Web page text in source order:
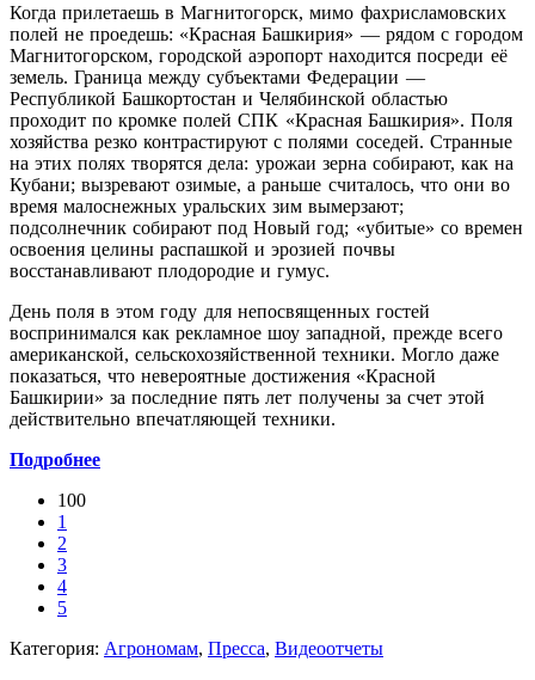
Когда прилетаешь в Магнитогорск, мимо фахрисламовских
полей не проедешь: «Красная Башкирия» — рядом с городом
Магнитогорском, городской аэропорт находится посреди её
земель. Граница между субъектами Федерации —
Республикой Башкортостан и Челябинской областью
проходит по кромке полей СПК «Красная Башкирия». Поля
хозяйства резко контрастируют с полями соседей. Странные
на этих полях творятся дела: урожаи зерна собирают, как на
Кубани; вызревают озимые, а раньше считалось, что они во
время малоснежных уральских зим вымерзают;
подсолнечник собирают под Новый год; «убитые» со времен
освоения целины распашкой и эрозией почвы
восстанавливают плодородие и гумус.
День поля в этом году для непосвященных гостей
воспринимался как рекламное шоу западной, прежде всего
американской, сельскохозяйственной техники. Могло даже
показаться, что невероятные достижения «Красной
Башкирии» за последние пять лет получены за счет этой
действительно впечатляющей техники.
Подробнее
100
1
2
3
4
5
Категория: Агрономам, Пресса, Видеоотчеты